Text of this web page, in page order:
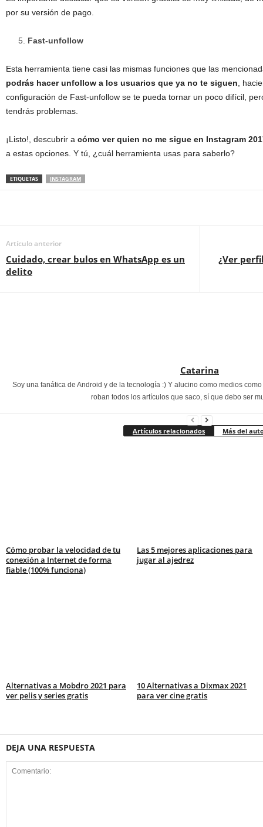
por su versión de pago.
Fast-unfollow
Esta herramienta tiene casi las mismas funciones que las
podrás hacer unfollow a los usuarios que ya no te siguen,
configuración de Fast-unfollow se te pueda tornar un poco difícil,
tendrás problemas.
¡Listo!, descubrir a cómo ver quien no me sigue en Instagram
a estas opciones. Y tú, ¿cuál herramienta usas para saberlo?
ETIQUETAS INSTAGRAM
Artículo anterior
Cuidado, crear bulos en WhatsApp es un
delito
¿Ver
Catarina
Soy una fanática de Android y de la tecnología :) Y alucino como medios
roban todos los artículos que saco, sí que debo ser
Artículos relacionados Más del
Cómo probar la velocidad de tu
conexión a Internet de forma
fiable (100% funciona)
Las 5 mejores aplicaciones para
jugar al ajedrez
Alternativas a Mobdro 2021 para
ver pelis y series gratis
10 Alternativas a Dixmax 2021
para ver cine gratis
DEJA UNA RESPUESTA